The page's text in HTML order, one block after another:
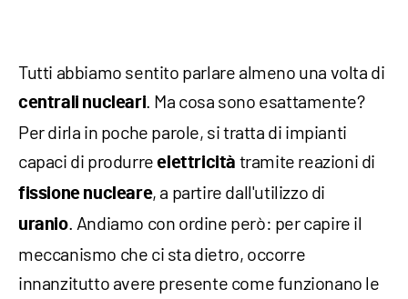
Tutti abbiamo sentito parlare almeno una volta di
centrali nucleari. Ma cosa sono esattamente?
Per dirla in poche parole, si tratta di impianti
capaci di produrreelettricità tramite reazioni di
fissione nucleare, a partire dall'utilizzo di
uranio. Andiamo con ordine però: per capire il
meccanismo che ci sta dietro, occorre
innanzitutto avere presente come funzionano le